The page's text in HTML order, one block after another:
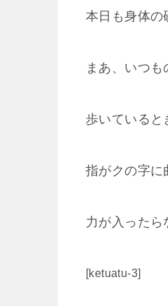
本日も身体の
まあ、いつ
歩いていると
指がクの字に
力が入ったら
[ketuatu-3]